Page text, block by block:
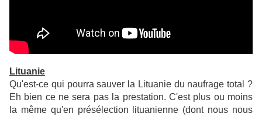
Lituanie
Qu'est-ce qui pourra sauver la Lituanie du naufrage total ?
Eh bien ce ne sera pas la prestation. C'est plus ou moins
la même qu'en présélection lituanienne (dont nous nous